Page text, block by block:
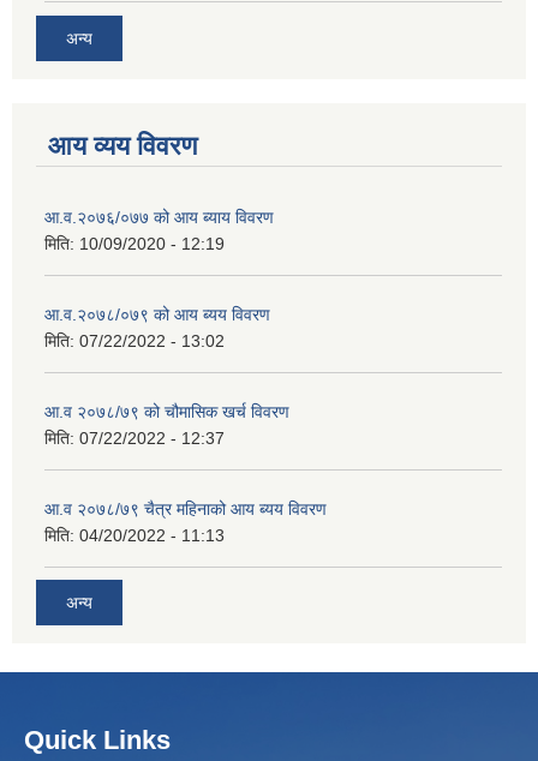
अन्य
आय व्यय विवरण
आ.व.२०७६/०७७ को आय ब्याय विवरण
मिति: 10/09/2020 - 12:19
आ.व.२०७८/०७९ को आय ब्यय विवरण
मिति: 07/22/2022 - 13:02
आ.व २०७८/७९ को चौमासिक खर्च विवरण
मिति: 07/22/2022 - 12:37
आ.व २०७८/७९ चैत्र महिनाको आय ब्यय विवरण
मिति: 04/20/2022 - 11:13
अन्य
Quick Links